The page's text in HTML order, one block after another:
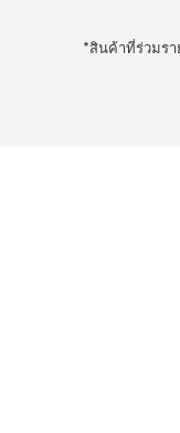
*สินค้าที่ร่วมร